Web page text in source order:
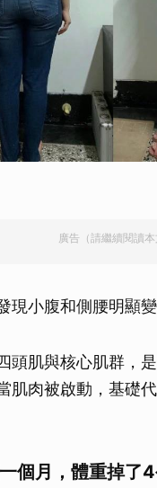
廣告（請繼續閱讀本
現小腹和側腰明顯
頭肌與核心肌群，
肌肉被啟動，基礎
個月，體重掉了
取消